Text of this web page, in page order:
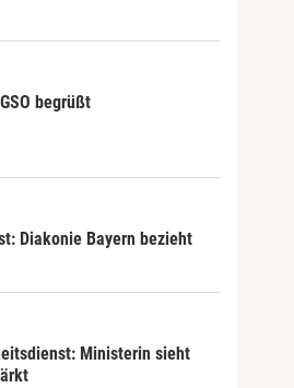
begrüßt
Diakonie Bayern bezieht
Ministerin sieht